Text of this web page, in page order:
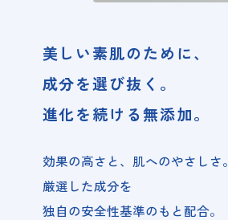
美しい素肌のために、
成分を選び抜く。
進化を続ける無添加。
効果の高さと、肌へのやさしさ。
厳選した成分を
独自の安全性基準のもと配合。